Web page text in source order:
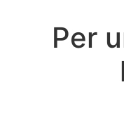
Per